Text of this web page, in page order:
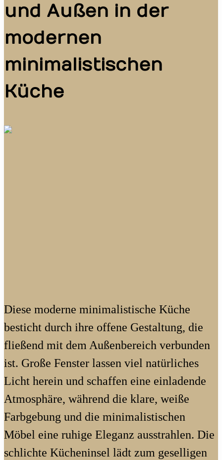
und Außen in der
modernen
minimalistischen
Küche
Diese moderne minimalistische Küche
besticht durch ihre offene Gestaltung, die
fließend mit dem Außenbereich verbunden
ist. Große Fenster lassen viel natürliches
Licht herein und schaffen eine einladende
Atmosphäre, während die klare, weiße
Farbgebung und die minimalistischen
Möbel eine ruhige Eleganz ausstrahlen. Die
schlichte Kücheninsel lädt zum geselligen